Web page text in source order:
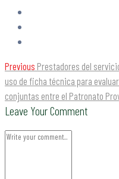
Previous Prestadores del
uso de ficha técnica para
conjuntas entre el Patronato
Leave Your Comment